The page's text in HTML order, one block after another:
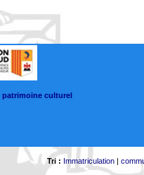
patrimoine culturel
Tri : Immatriculation|